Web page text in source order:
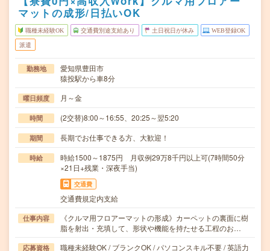
マットの成形/日払いOK
職種未経験OK 交通費別途支給あり 土日祝日が休み WEB登録OK
派遣
勤務地
愛知県豊田市
猿投駅から車8分
曜日頻度 月～金
時間 (2交替)8:00～16:55、20:25～翌5:20
期間 長期でお仕事できる方、大歓迎！
時給
時給1500～1875円 月収例29万8千円以上可(7時間50分
×21日+残業・深夜手当)
交通費
交通費規定内支給
仕事内容
《クルマ用フロアーマットの形成》カーペットの裏面に樹
脂を射出・充填して、形状や機能を持たせる工程のお…
応募資格 職種未経験OK / ブランクOK / パソコンスキル不要 / 英語力